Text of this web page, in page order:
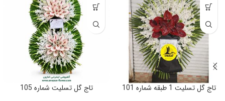
تاج گل تسلیت 1 طبقه شماره 101
تاج گل تسلیت شماره 105